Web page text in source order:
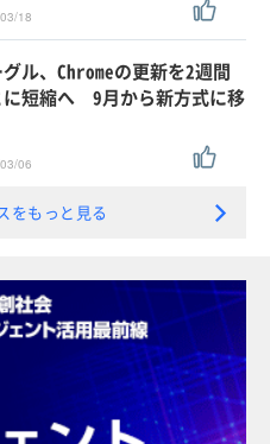
18
ル、Chromeの更新を2週間
に短縮へ 9月から新方式に移
06
をもっと見る